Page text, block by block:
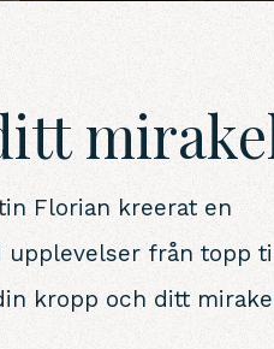
Florian kreerat en
från topp
kropp och ditt